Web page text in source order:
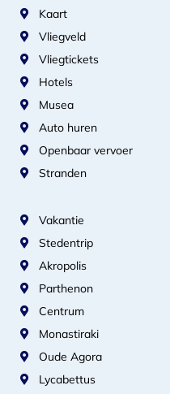
Kaart
Vliegveld
Vliegtickets
Hotels
Musea
Auto huren
Openbaar vervoer
Stranden
Vakantie
Stedentrip
Akropolis
Parthenon
Centrum
Monastiraki
Oude Agora
Lycabettus